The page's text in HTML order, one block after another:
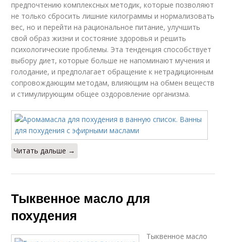
предпочтению комплексных методик, которые позволяют
не только сбросить лишние килограммы и нормализовать
вес, но и перейти на рациональное питание, улучшить
свой образ жизни и состояние здоровья и решить
психологические проблемы. Эта тенденция способствует
выбору диет, которые больше не напоминают мучения и
голодание, и предполагает обращение к нетрадиционным
сопровождающим методам, влияющим на обмен веществ
и стимулирующим общее оздоровление организма.
Читать дальше →
Тыквенное масло для
похудения
Тыквенное масло